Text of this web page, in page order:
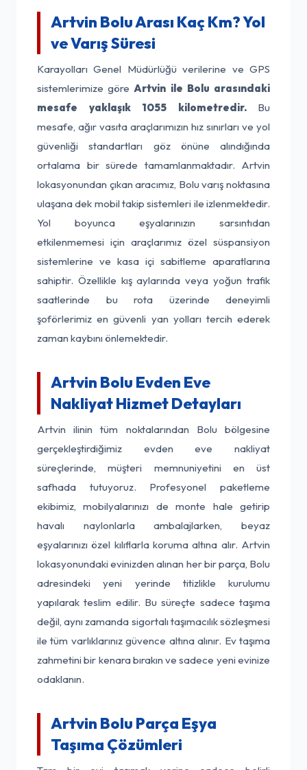
Artvin Bolu Arası Kaç Km? Yol
ve Varış Süresi
Karayolları Genel Müdürlüğü verilerine ve GPS
sistemlerimize göreArtvin ile Bolu arasındaki
mesafe yaklaşık 1055 kilometredir.Bu
mesafe, ağır vasıta araçlarımızın hız sınırları ve yol
güvenliği standartları göz önüne alındığında
ortalama bir sürede tamamlanmaktadır. Artvin
lokasyonundan çıkan aracımız, Bolu varış noktasına
ulaşana dek mobil takip sistemleri ile izlenmektedir.
Yol boyunca eşyalarınızın sarsıntıdan
etkilenmemesi için araçlarımız özel süspansiyon
sistemlerine ve kasa içi sabitleme aparatlarına
sahiptir. Özellikle kış aylarında veya yoğun trafik
saatlerinde bu rota üzerinde deneyimli
şoförlerimiz en güvenli yan yolları tercih ederek
zaman kaybını önlemektedir.
Artvin Bolu Evden Eve
Nakliyat Hizmet Detayları
Artvin ilinin tüm noktalarından Bolu bölgesine
gerçekleştirdiğimiz evden eve nakliyat
süreçlerinde, müşteri memnuniyetini en üst
safhada tutuyoruz. Profesyonel paketleme
ekibimiz, mobilyalarınızı de monte hale getirip
havalı naylonlarla ambalajlarken, beyaz
eşyalarınızı özel kılıflarla koruma altına alır. Artvin
lokasyonundaki evinizden alınan her bir parça, Bolu
adresindeki yeni yerinde titizlikle kurulumu
yapılarak teslim edilir. Bu süreçte sadece taşıma
değil, aynı zamanda sigortalı taşımacılık sözleşmesi
ile tüm varlıklarınız güvence altına alınır. Ev taşıma
zahmetini bir kenara bırakın ve sadece yeni evinize
odaklanın.
Artvin Bolu Parça Eşya
Taşıma Çözümleri